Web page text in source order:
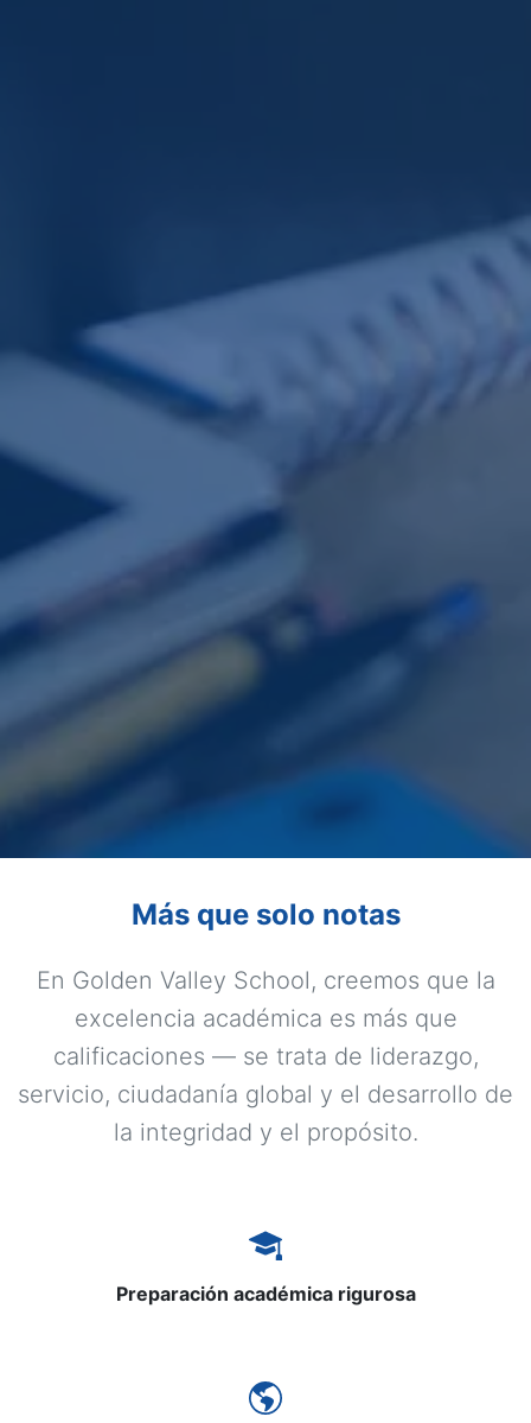
Más que solo notas
En Golden Valley School, creemos que la
excelencia académica es más que
calificaciones — se trata de liderazgo,
servicio, ciudadanía global y el desarrollo de
la integridad y el propósito.
Preparación académica rigurosa